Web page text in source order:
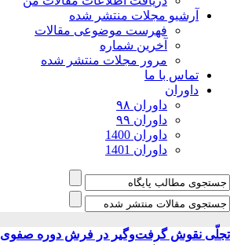
آرشیو مجلات منتشر شده
فهرست موضوعی مقالات
آخرین شماره
مرور مجلات منتشر شده
تماس با ما
داوران
داوران ۹۸
داوران ۹۹
داوران 1400
داوران 1401
تجلّی نقوش گرفت‌و‌گیر در فرش دوره صفوی